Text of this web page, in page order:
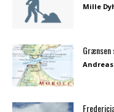
Mille
Grænsen